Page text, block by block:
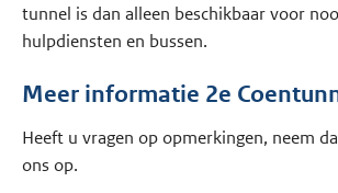
tunnel is dan alleen beschikbaar voor
hulpdiensten en bussen.
Meer informatie 2e
Heeft u vragen op opmerkingen, neem
ons op.